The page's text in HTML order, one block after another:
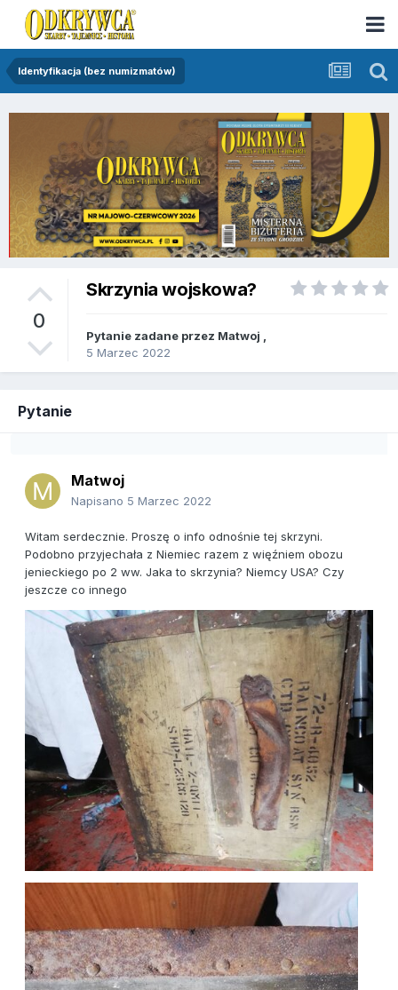
Identyfikacja (bez numizmatów)
0
Skrzynia wojskowa?
Pytanie zadane przez Matwoj
5 Marzec 2022
Pytanie
Matwoj
Napisano 5 Marzec 2022
Witam serdecznie. Proszę o info odnośnie tej skrzyni.
Podobno przyjechała z Niemiec razem z więźniem obozu
jenieckiego po 2 ww. Jaka to skrzynia? Niemcy USA? Czy
jeszcze co innego